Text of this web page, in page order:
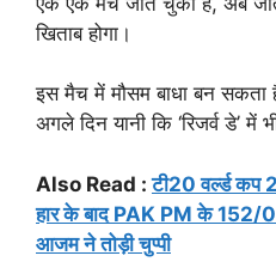
खिताब होगा।
इस मैच में मौसम बाधा बन सकता
अगले दिन यानी कि ‘रिजर्व डे’ में
Also Read :टी20 वर्ल्ड कप
हार के बाद PAK PM के 152/
आजम ने तोड़ी चुप्पी